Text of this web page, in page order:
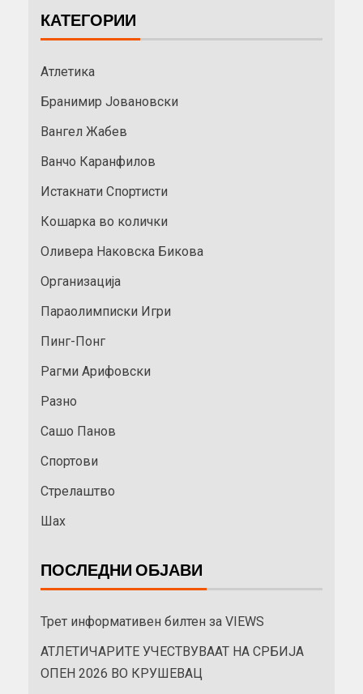
КАТЕГОРИИ
Атлетика
Бранимир Јовановски
Вангел Жабев
Ванчо Каранфилов
Истакнати Спортисти
Кошарка во колички
Оливера Наковска Бикова
Организација
Параолимписки Игри
Пинг-Понг
Рагми Арифовски
Разно
Сашо Панов
Спортови
Стрелаштво
Шах
ПОСЛЕДНИ ОБЈАВИ
Трет информативен билтен за VIEWS
АТЛЕТИЧАРИТЕ УЧЕСТВУВААТ НА СРБИЈА
ОПЕН 2026 ВО КРУШЕВАЦ